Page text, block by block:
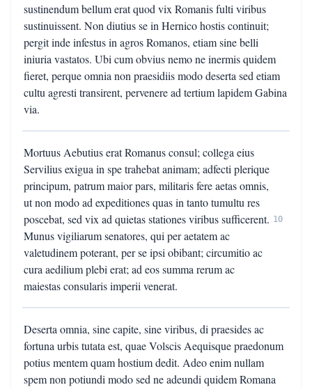
sustinendum bellum erat quod vix Romanis fulti viribus
sustinuissent. Non diutius se in Hernico hostis continuit;
pergit inde infestus in agros Romanos, etiam sine belli
iniuria vastatos. Ubi cum obvius nemo ne inermis quidem
fieret, perque omnia non praesidiis modo deserta sed etiam
cultu agresti transirent, pervenere ad tertium lapidem Gabina
via.
Mortuus Aebutius erat Romanus consul; collega eius
Servilius exigua in spe trahebat animam; adfecti plerique
principum, patrum maior pars, militaris fere aetas omnis,
ut non modo ad expeditiones quas in tanto tumultu res
poscebat, sed vix ad quietas stationes viribus sufficerent.
Munus vigiliarum senatores, qui per aetatem ac
valetudinem poterant, per se ipsi obibant; circumitio ac
cura aedilium plebi erat; ad eos summa rerum ac
maiestas consularis imperii venerat.
10
Deserta omnia, sine capite, sine viribus, di praesides ac
fortuna urbis tutata est, quae Volscis Aequisque praedonum
potius mentem quam hostium dedit. Adeo enim nullam
spem non potiundi modo sed ne adeundi quidem Romana